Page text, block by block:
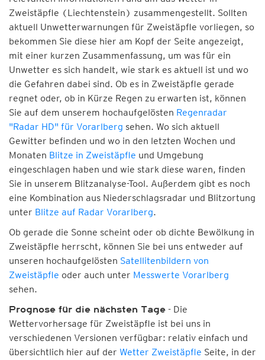
Zweistäpfle (Liechtenstein) zusammengestellt. Sollten
aktuell Unwetterwarnungen für Zweistäpfle vorliegen, so
bekommen Sie diese hier am Kopf der Seite angezeigt,
mit einer kurzen Zusammenfassung, um was für ein
Unwetter es sich handelt, wie stark es aktuell ist und wo
die Gefahren dabei sind. Ob es in Zweistäpfle gerade
regnet oder, ob in Kürze Regen zu erwarten ist, können
Sie auf dem unserem hochaufgelösten Regenradar
"Radar HD" für Vorarlberg sehen. Wo sich aktuell
Gewitter befinden und wo in den letzten Wochen und
Monaten Blitze in Zweistäpfle und Umgebung
eingeschlagen haben und wie stark diese waren, finden
Sie in unserem Blitzanalyse-Tool. Außerdem gibt es noch
eine Kombination aus Niederschlagsradar und Blitzortung
unter Blitze auf Radar Vorarlberg.
Ob gerade die Sonne scheint oder ob dichte Bewölkung in
Zweistäpfle herrscht, können Sie bei uns entweder auf
unseren hochaufgelösten Satellitenbildern von
Zweistäpfle oder auch unter Messwerte Vorarlberg
sehen.
Prognose für die nächsten Tage - Die
Wettervorhersage für Zweistäpfle ist bei uns in
verschiedenen Versionen verfügbar: relativ einfach und
übersichtlich hier auf der Wetter Zweistäpfle Seite, in der